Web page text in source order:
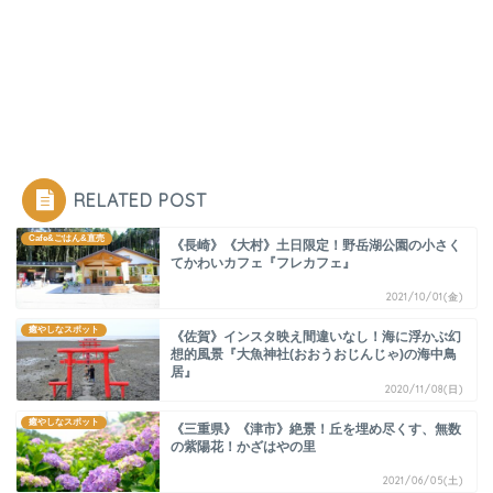
RELATED POST
Cafe&ごはん&直売
《長崎》《大村》土日限定！野岳湖公園の小さく
てかわいカフェ『フレカフェ』
2021/10/01(金)
癒やしなスポット
《佐賀》インスタ映え間違いなし！海に浮かぶ幻
想的風景『大魚神社(おおうおじんじゃ)の海中鳥
居』
2020/11/08(日)
癒やしなスポット
《三重県》《津市》絶景！丘を埋め尽くす、無数
の紫陽花！かざはやの里
2021/06/05(土)